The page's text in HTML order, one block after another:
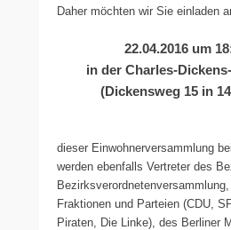
Daher möchten wir Sie einladen
22.04.2016 um
in der Charles-
(Dickensweg 15 in
dieser Einwohnerversammlung
werden ebenfalls Vertreter des
Fraktionen und Parteien (CDU,
Piraten, Die Linke), des Berliner